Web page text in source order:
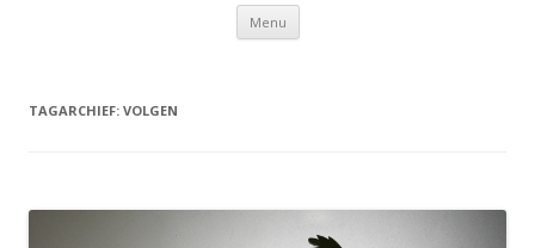
Menu Spring
inhoud
TAGARCHIEF: VOLGEN